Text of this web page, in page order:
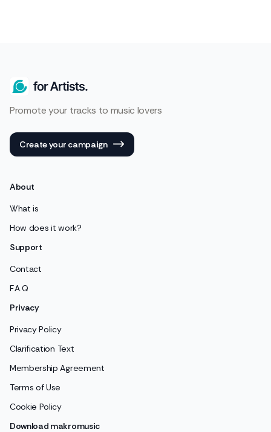
Promote your tracks to music lovers
Create your campaign
About
What is
How does it work?
Support
Contact
F.A.Q
Privacy
Privacy Policy
Clarification Text
Membership Agreement
Terms of Use
Cookie Policy
Download makromusic